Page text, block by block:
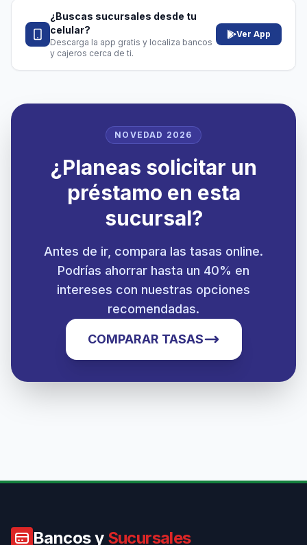
¿Buscas sucursales desde tu
celular?
Descarga la app gratis y localiza bancos
y cajeros cerca de ti.
Ver App
NOVEDAD 2026
¿Planeas solicitar un
préstamo en esta
sucursal?
Antes de ir, compara las tasas online.
Podrías ahorrar hasta un 40% en
intereses con nuestras opciones
recomendadas.
COMPARAR TASAS
Bancos y Sucursales